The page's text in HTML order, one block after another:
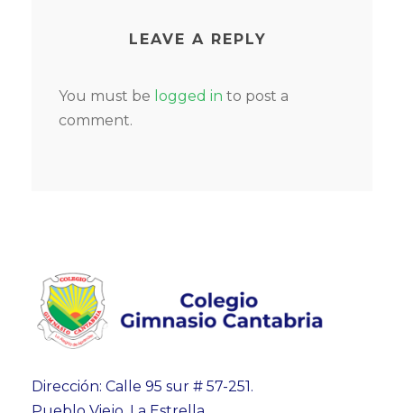
LEAVE A REPLY
You must be logged in to post a
comment.
Dirección: Calle 95 sur # 57-251.